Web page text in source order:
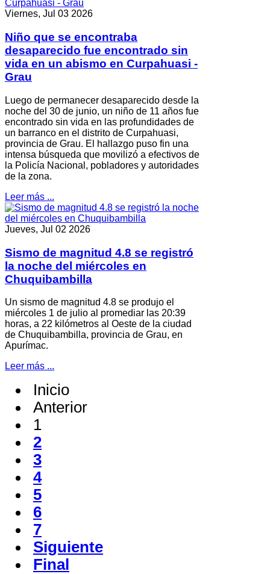
Viernes, Jul 03 2026
Niño que se encontraba
desaparecido fue encontrado sin
vida en un abismo en Curpahuasi -
Grau
Luego de permanecer desaparecido desde la
noche del 30 de junio, un niño de 11 años fue
encontrado sin vida en las profundidades de
un barranco en el distrito de Curpahuasi,
provincia de Grau. El hallazgo puso fin una
intensa búsqueda que movilizó a efectivos de
la Policía Nacional, pobladores y autoridades
de la zona.
Leer más ...
Jueves, Jul 02 2026
Sismo de magnitud 4.8 se registró
la noche del miércoles en
Chuquibambilla
Un sismo de magnitud 4.8 se produjo el
miércoles 1 de julio al promediar las 20:39
horas, a 22 kilómetros al Oeste de la ciudad
de Chuquibambilla, provincia de Grau, en
Apurímac.
Leer más ...
Inicio
Anterior
1
2
3
4
5
6
7
Siguiente
Final